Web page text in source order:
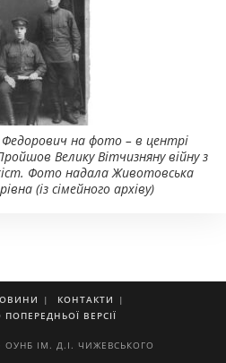
на фото – в центрі
Велику Вітчизняну війну з
Фото надала Животовська
(із сімейного архіву)
КОНТАКТИ
ВЕРСІЇ
· ОУНБ ІМ. Д.І. ЧИЖЕВСЬКОГО